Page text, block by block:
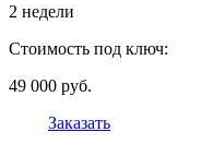
2 недели
Стоимость под ключ:
49 000 руб.
Заказать